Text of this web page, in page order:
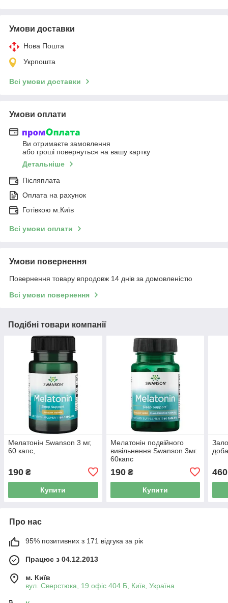
Умови доставки
Нова Пошта
Укрпошта
Всі умови доставки
Умови оплати
Ви отримаєте замовлення
або гроші повернуться на вашу картку
Детальніше
Післяплата
Оплата на рахунок
Готівкою м.Київ
Всі умови оплати
Умови повернення
Повернення товару впродовж 14 днів за домовленістю
Всі умови повернення
Подібні товари компанії
Мелатонін Swanson 3 мг,
60 капс,
190 ₴
Купити
Мелатонін подвійного
вивільнення Swanson 3мг.
60капс
190₴
Купити
460
Про нас
95% позитивних з 171 відгука за рік
Працює з 04.12.2013
м. Київ
вул. Сверстюка, 19 офіс 404 Б, Київ, Україна